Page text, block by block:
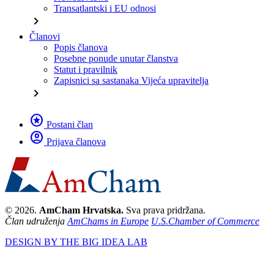
Transatlantski i EU odnosi
chevron_right
Članovi
Popis članova
Posebne ponude unutar članstva
Statut i pravilnik
Zapisnici sa sastanaka Vijeća upravitelja
chevron_right
stars Postani član
account_circle Prijava članova
© 2026. AmCham Hrvatska. Sva prava pridržana.
Član udruženja AmChams in Europe U.S.Chamber of Commerce
DESIGN BY THE BIG IDEA LAB